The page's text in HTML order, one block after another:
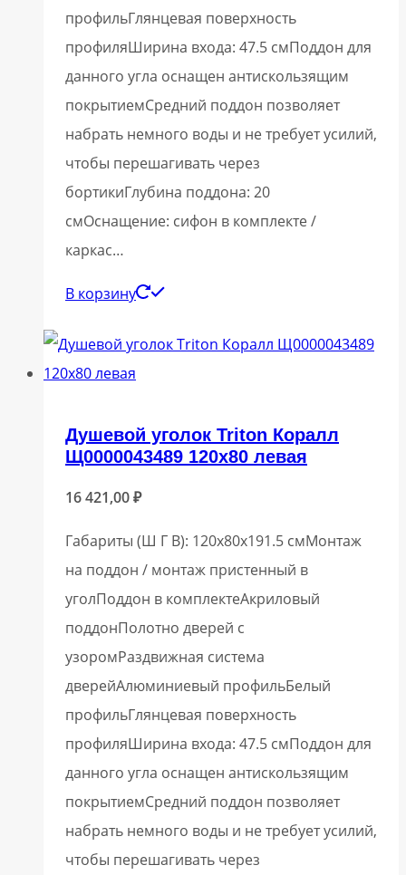
профильГлянцевая поверхность
профиляШирина входа: 47.5 смПоддон для
данного угла оснащен антискользящим
покрытиемСредний поддон позволяет
набрать немного воды и не требует усилий,
чтобы перешагивать через
бортикиГлубина поддона: 20
смОснащение: сифон в комплекте /
каркас…
В корзину
Душевой уголок Triton Коралл
Щ0000043489 120х80 левая
16 421,00₽
Габариты (Ш Г В): 120x80x191.5 смМонтаж
на поддон / монтаж пристенный в
уголПоддон в комплектеАкриловый
поддонПолотно дверей с
узоромРаздвижная система
дверейАлюминиевый профильБелый
профильГлянцевая поверхность
профиляШирина входа: 47.5 смПоддон для
данного угла оснащен антискользящим
покрытиемСредний поддон позволяет
набрать немного воды и не требует усилий,
чтобы перешагивать через